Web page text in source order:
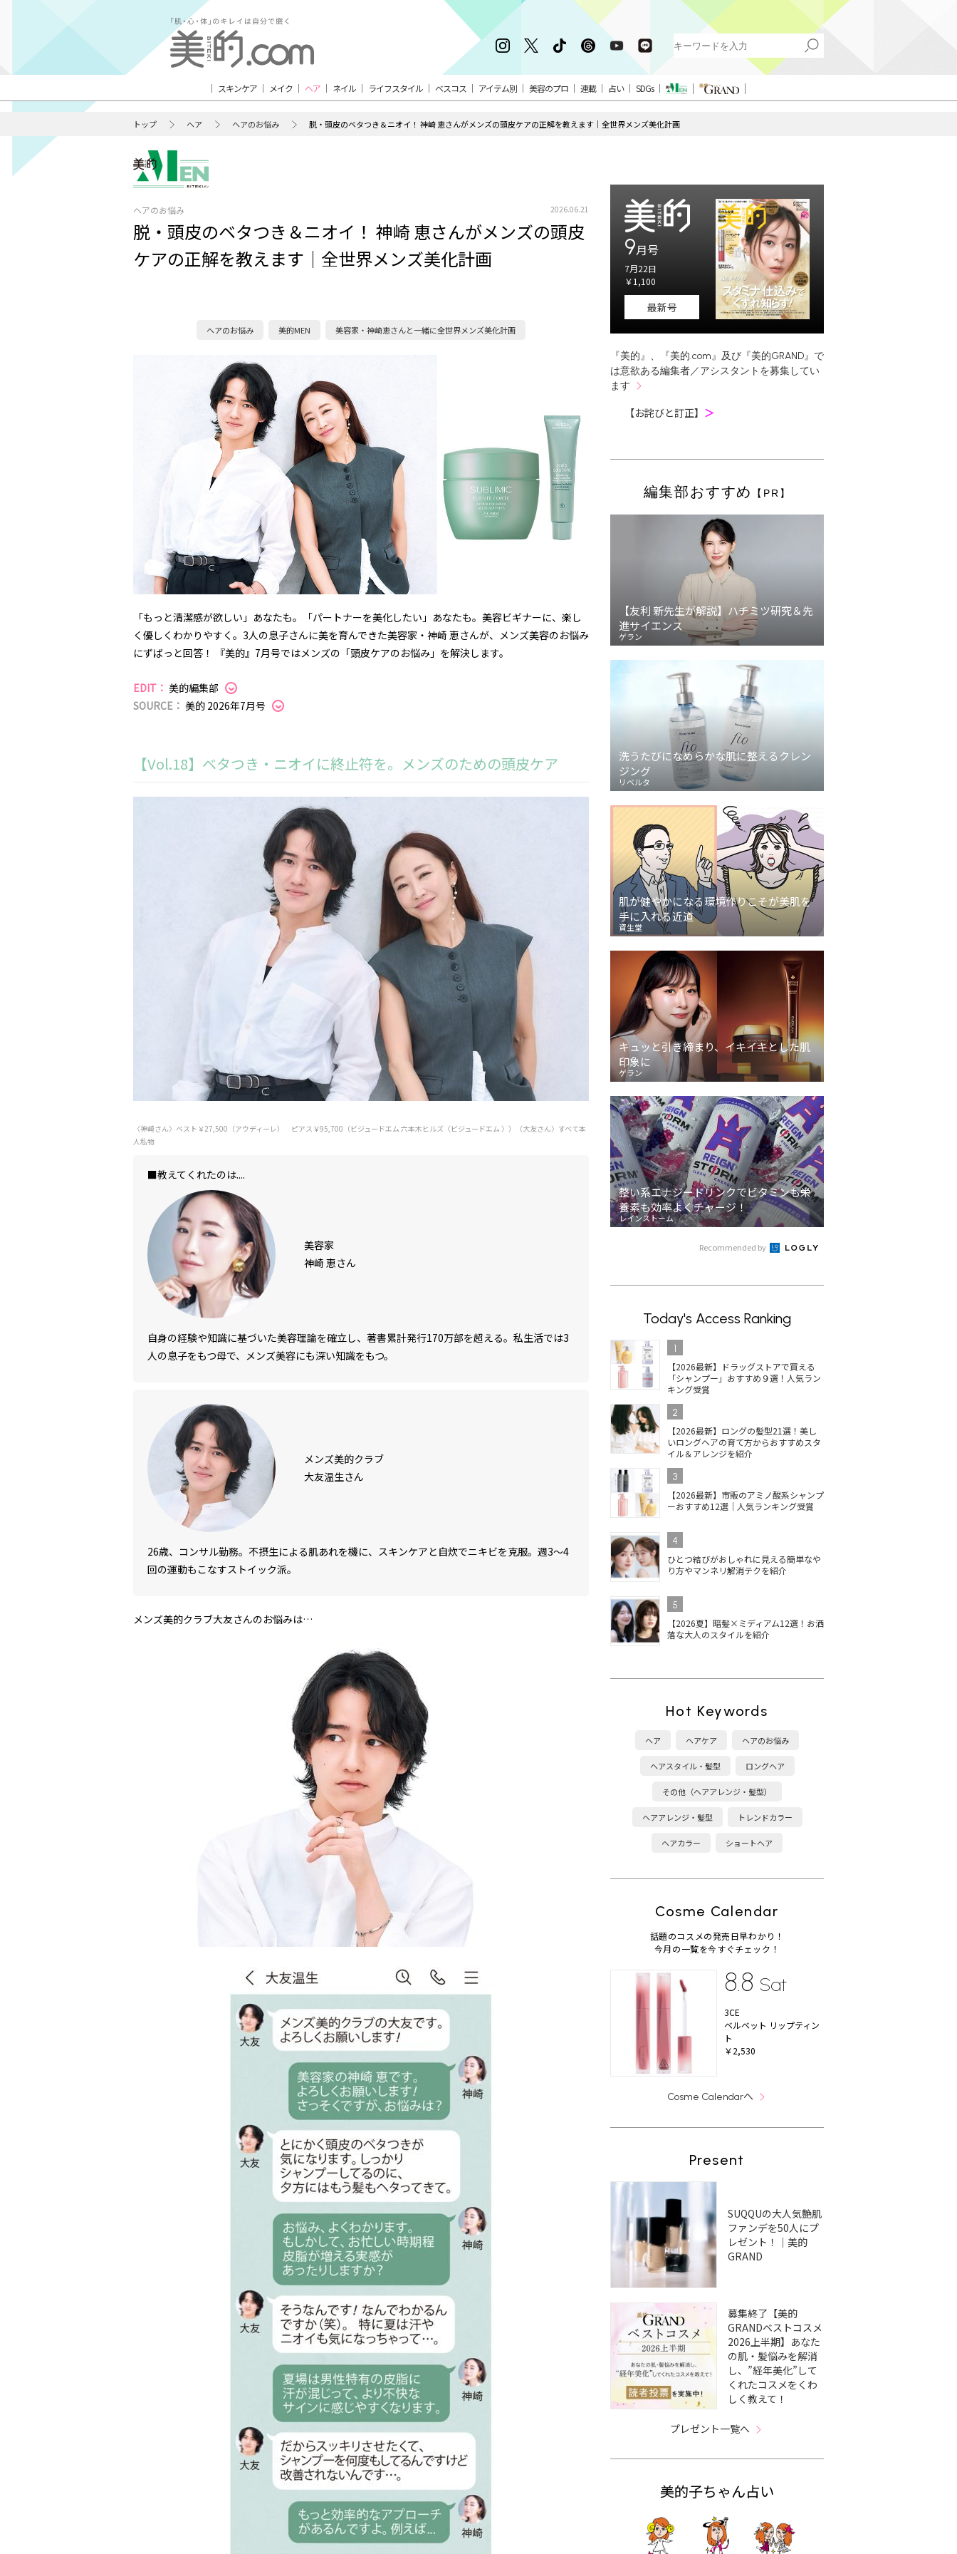
スキンケア メイク ヘア ネイル ライフスタイル ベスコス アイテム別 美容のプロ 連載 占い SDGs
トップ ヘア ヘアのお悩み 脱・頭皮のベタつき＆ニオイ！ 神崎 恵さんがメンズの頭皮ケアの正解を教えます｜全世界メンズ美化計画
ヘアのお悩み 2026.06.21
脱・頭皮のベタつき＆ニオイ！ 神崎 恵さんがメンズの頭皮
ケアの正解を教えます｜全世界メンズ美化計画
ヘアのお悩み 美的MEN 美容家・神崎恵さんと一緒に全世界メンズ美化計画
「もっと清潔感が欲しい」あなたも。「パートナーを美化したい」あなたも。美容ビギナーに、楽し
く優しくわかりやすく。3人の息子さんに美を育んできた美容家・神崎 恵さんが、メンズ美容のお悩み
にずばっと回答！ 『美的』7月号ではメンズの「頭皮ケアのお悩み」を解決します。
EDIT： 美的編集部
SOURCE： 美的 2026年7月号
【Vol.18】ベタつき・ニオイに終止符を。メンズのための頭皮ケア
〈神崎さん〉ベスト￥27,500（アウディーレ） ピアス￥95,700（ビジュードエム 六本木ヒルズ〈ビジュードエム 〉）〈大友さん〉すべて本
人私物
■教えてくれたのは....
美容家
神崎 恵さん
自身の経験や知識に基づいた美容理論を確立し、著書累計発行170万部を超える。私生活では3
人の息子をもつ母で、メンズ美容にも深い知識をもつ。
メンズ美的クラブ
大友温生さん
26歳、コンサル勤務。不摂生による肌あれを機に、スキンケアと自炊でニキビを克服。週3〜4
回の運動もこなすストイック派。
メンズ美的クラブ大友さんのお悩みは…
9月号
7月22日
￥1,100
最新号
『美的』、『美的.com』及び『美的GRAND』で
は意欲ある編集者／アシスタントを募集してい
ます
【お詫びと訂正】 ＞
編集部おすすめ 【PR】
【友利 新先生が解説】ハチミツ研究＆先
進サイエンス
ゲラン
洗うたびになめらかな肌に整えるクレン
ジング
リベルタ
肌が健やかになる環境作りこそが美肌を
手に入れる近道
資生堂
キュッと引き締まり、イキイキとした肌
印象に
ゲラン
整い系エナジードリンクでビタミンも栄
養素も効率よくチャージ！
レインストーム
Recommended by
Today's Access Ranking
1
【2026最新】ドラッグストアで買える
「シャンプー」おすすめ９選！人気ラン
キング受賞
2
【2026最新】ロングの髪型21選！美し
いロングヘアの育て方からおすすめスタ
イル＆アレンジを紹介
3
【2026最新】市販のアミノ酸系シャンプ
ーおすすめ12選｜人気ランキング受賞
4
ひとつ結びがおしゃれに見える簡単なや
り方やマンネリ解消テクを紹介
5
【2026夏】暗髪×ミディアム12選！お洒
落な大人のスタイルを紹介
Hot Keywords
ヘア ヘアケア ヘアのお悩み
ヘアスタイル・髪型 ロングヘア
その他（ヘアアレンジ・髪型）
ヘアアレンジ・髪型 トレンドカラー
ヘアカラー ショートヘア
Cosme Calendar
話題のコスメの発売日早わかり！
今月の一覧を今すぐチェック！
8.8 Sat
3CE
ベルベット リップティン
ト
￥2,530
Cosme Calendarへ
Present
SUQQUの大人気艶肌
ファンデを50人にプ
レゼント！｜美的
GRAND
募集終了【美的
GRANDベストコスメ
2026上半期】あなた
の肌・髪悩みを解消
し、”経年美化”して
くれたコスメをくわ
しく教えて！
プレゼント一覧へ
美的子ちゃん占い